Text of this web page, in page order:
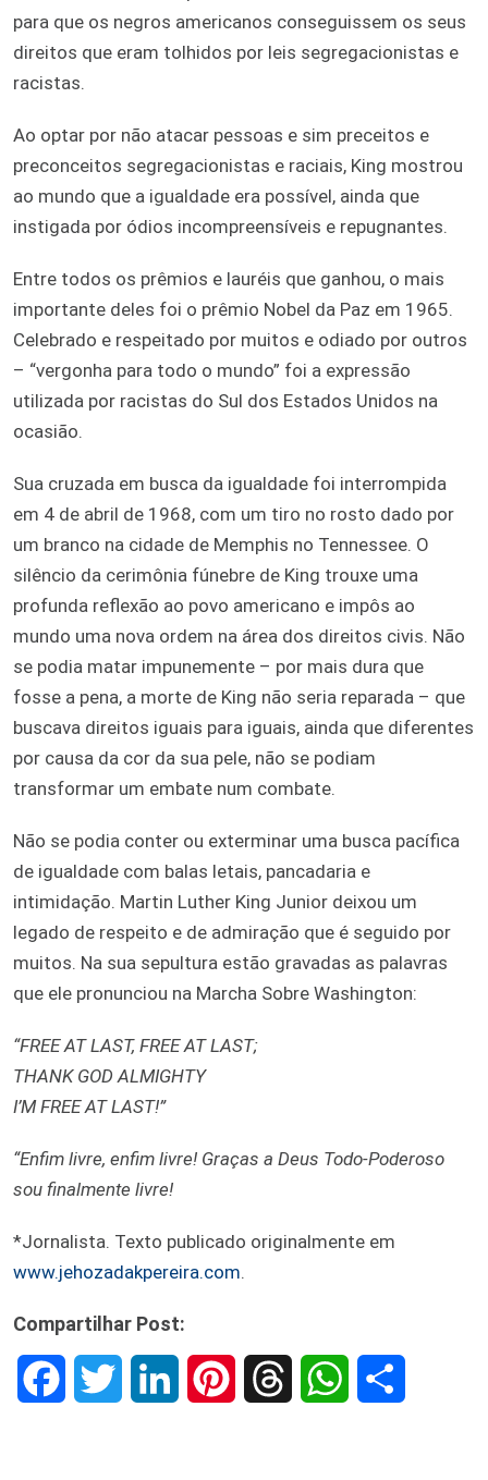
para que os negros americanos conseguissem os seus
direitos que eram tolhidos por leis segregacionistas e
racistas.
Ao optar por não atacar pessoas e sim preceitos e
preconceitos segregacionistas e raciais, King mostrou
ao mundo que a igualdade era possível, ainda que
instigada por ódios incompreensíveis e repugnantes.
Entre todos os prêmios e lauréis que ganhou, o mais
importante deles foi o prêmio Nobel da Paz em 1965.
Celebrado e respeitado por muitos e odiado por outros
– “vergonha para todo o mundo” foi a expressão
utilizada por racistas do Sul dos Estados Unidos na
ocasião.
Sua cruzada em busca da igualdade foi interrompida
em 4 de abril de 1968, com um tiro no rosto dado por
um branco na cidade de Memphis no Tennessee. O
silêncio da cerimônia fúnebre de King trouxe uma
profunda reflexão ao povo americano e impôs ao
mundo uma nova ordem na área dos direitos civis. Não
se podia matar impunemente – por mais dura que
fosse a pena, a morte de King não seria reparada – que
buscava direitos iguais para iguais, ainda que diferentes
por causa da cor da sua pele, não se podiam
transformar um embate num combate.
Não se podia conter ou exterminar uma busca pacífica
de igualdade com balas letais, pancadaria e
intimidação. Martin Luther King Junior deixou um
legado de respeito e de admiração que é seguido por
muitos. Na sua sepultura estão gravadas as palavras
que ele pronunciou na Marcha Sobre Washington:
“FREE AT LAST, FREE AT LAST;
THANK GOD ALMIGHTY
I’M FREE AT LAST!”
“Enfim livre, enfim livre! Graças a Deus Todo-Poderoso
sou finalmente livre!
*Jornalista. Texto publicado originalmente em
www.jehozadakpereira.com.
Compartilhar Post: